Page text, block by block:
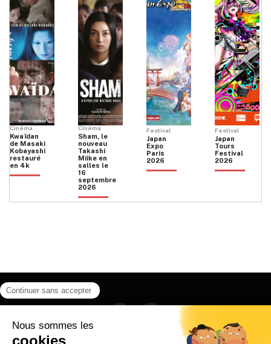
Cinéma
Kwaïdan
de Masaki
Kobayashi
restauré
en 4k
Cinéma
Sham, le
nouveau
Takashi
Miike en
salles le
16
septembre
2026
Festival
Japan
Expo
Paris
2026
Festival
Japan
Tours
Festival
2026
Instagram